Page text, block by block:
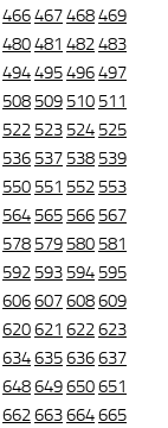
466467468469
480481 482483
494495496497
508 509 510 511
522 523 524 525
536 537 538 539
550 551 552 553
564 565 566 567
578 579 580 581
592 593 594 595
606607608609
620621 622623
634635636637
648649650651
662663664665